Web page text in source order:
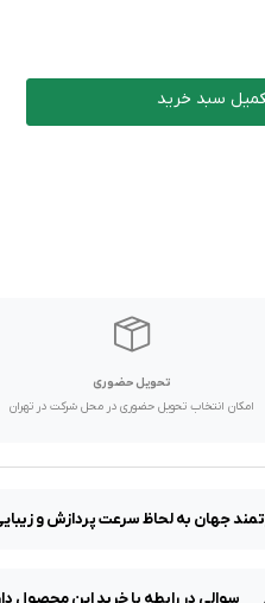
سبد خرید
تحویل حضوری
امکان انتخاب تحویل حضوری در محل شرکت در تهران
جهان به لحاظ سرعت پردازش و